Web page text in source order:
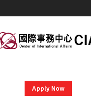
Apply Now